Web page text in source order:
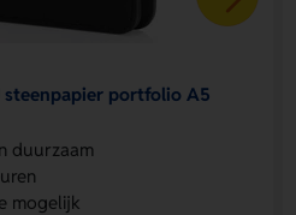
steenpapier portfolio A5
duurzaam
mogelijk